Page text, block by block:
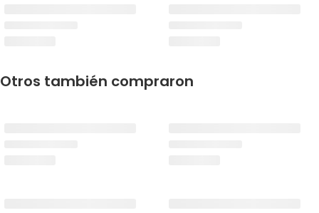
Otros también compraron